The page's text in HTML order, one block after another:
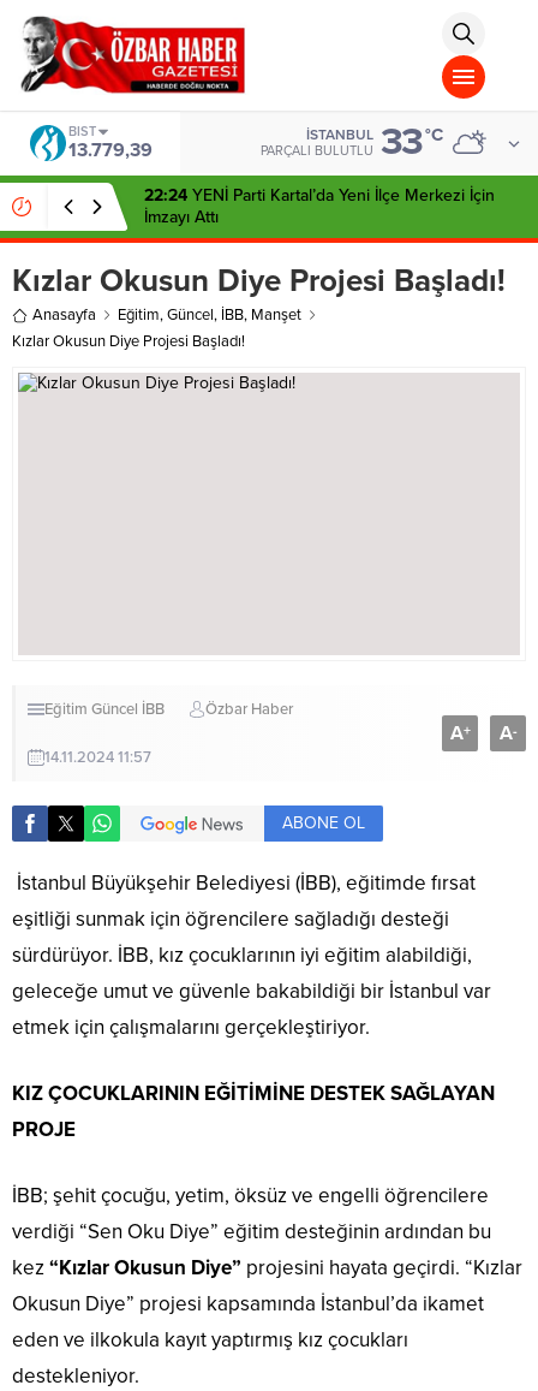
islami
chat
omegla
türk
sohbet
cinsel
sohbet
dini
chat
BIST
13.779,39
İSTANBUL
PARÇALI BULUTLU 33°C
22:24 YENİ Parti Kartal’da Yeni İlçe Merkezi İçin
İmzayı Attı
Kızlar Okusun Diye Projesi Başladı!
Anasayfa Eğitim,Güncel, İBB, Manşet
Kızlar Okusun Diye Projesi Başladı!
Eğitim Güncel İBB Özbar Haber
14.11.2024 11:57
A+ A-
ABONE OL
İstanbul Büyükşehir Belediyesi (İBB), eğitimde fırsat
eşitliği sunmak için öğrencilere sağladığı desteği
sürdürüyor. İBB, kız çocuklarının iyi eğitim alabildiği,
geleceğe umut ve güvenle bakabildiği bir İstanbul var
etmek için çalışmalarını gerçekleştiriyor.
KIZ ÇOCUKLARININ EĞİTİMİNE DESTEK SAĞLAYAN
PROJE
İBB; şehit çocuğu, yetim, öksüz ve engelli öğrencilere
verdiği “Sen Oku Diye” eğitim desteğinin ardından bu
kez“Kızlar Okusun Diye” projesini hayata geçirdi. “Kızlar
Okusun Diye” projesi kapsamında İstanbul’da ikamet
eden ve ilkokula kayıt yaptırmış kız çocukları
destekleniyor.